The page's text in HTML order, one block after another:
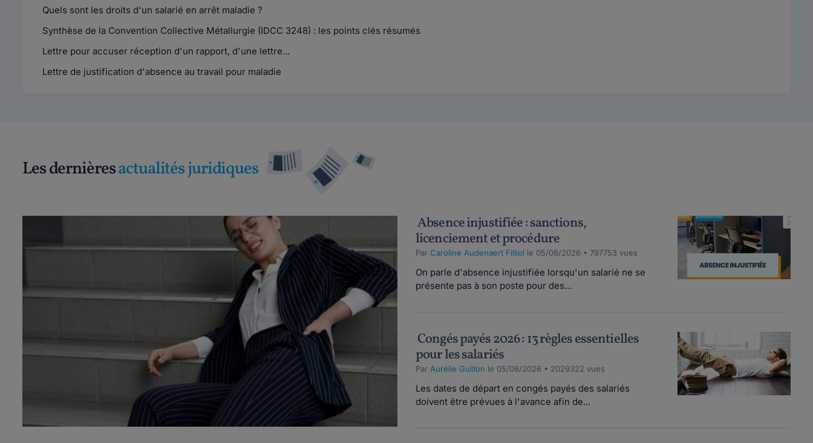
Quels sont les droits d'un salarié en arrêt maladie ?
Synthèse de la Convention Collective Métallurgie (IDCC 3248) : les points clés résumés
Lettre pour accuser réception d'un rapport, d'une lettre...
Lettre de justification d'absence au travail pour maladie
Les dernièresactualités juridiques
Absence injustifiée : sanctions,
licenciement et procédure
Par Caroline Audenaert Filliol le 05/08/2026 • 797753 vues
On parle d'absence injustifiée lorsqu'un salarié ne se
présente pas à son poste pour des...
Congés payés 2026 : 13 règles essentielles
pour les salariés
Par Aurélie Guillon le 05/08/2026 • 2029322 vues
Les dates de départ en congés payés des salariés
doivent être prévues à l'avance afin de...